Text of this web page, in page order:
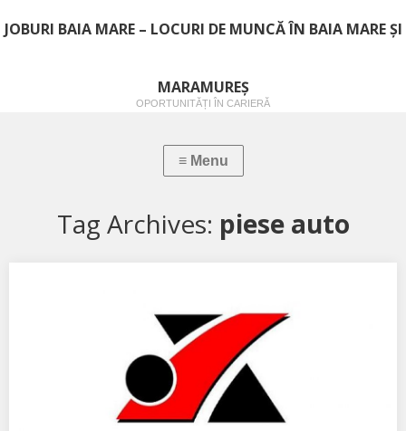
JOBURI BAIA MARE – LOCURI DE MUNCĂ ÎN BAIA MARE ȘI
MARAMUREȘ
OPORTUNITĂȚI ÎN CARIERĂ
Tag Archives: piese auto